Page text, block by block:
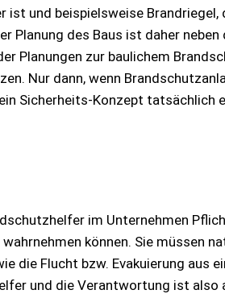
und beispielsweise Brandriegel,
Planung des Baus ist daher neben
Planungen zur baulichem
Nur dann, wenn
Sicherheits-Konzept tatsächlich
im Unternehmen
können. Sie müssen
die Flucht bzw. Evakuierung aus
und die Verantwortung ist also